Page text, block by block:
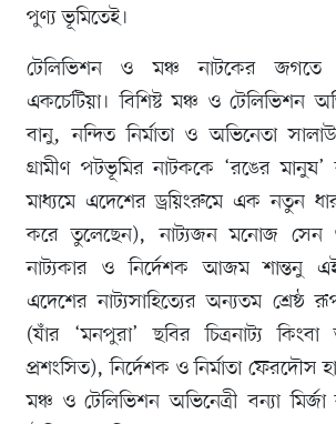
পুণ্য ভূমিতেই।
টেলিভিশন ও মঞ্চ নাটকের জগতে
একচেটিয়া। বিশিষ্ট মঞ্চ ও টেলিভিশন
বানু, নন্দিত নির্মাতা ও অভিনেতা
গ্রামীণ পটভূমির নাটককে ‘রঙের
মাধ্যমে এদেশের ড্রয়িংরুমে এক নতুন
করে তুলেছেন), নাট্যজন মনোজ সেন
নাট্যকার ও নির্দেশক আজম শান্তনু এই
এদেশের নাট্যসাহিত্যের অন্যতম শ্রেষ্ঠ
(যাঁর ‘মনপুরা’ ছবির চিত্রনাট্য
প্রশংসিত), নির্দেশক ও নির্মাতা ফেরদৌস
মঞ্চ ও টেলিভিশন অভিনেত্রী বন্যা মির্জা